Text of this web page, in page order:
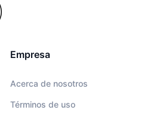
Empresa
Acerca de nosotros
Términos de uso